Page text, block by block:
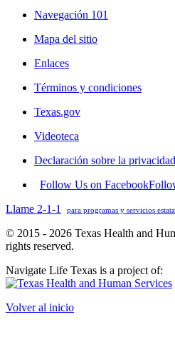
Navegación 101
Mapa del sitio
Enlaces
Términos y condiciones
Texas.gov
Videoteca
Declaración sobre la
Follow Us on Facebook
Llame 2-1-1
para programas y servicios
© 2015 - 2026 Texas Health and
rights reserved.
Navigate Life Texas is a project of:
Volver al inicio